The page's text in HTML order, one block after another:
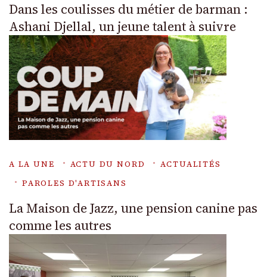
Dans les coulisses du métier de barman :
Ashani Djellal, un jeune talent à suivre
A LA UNE ACTU DU NORD
ACTUALITÉS
PAROLES D'ARTISANS
La Maison de Jazz, une pension canine pas
comme les autres